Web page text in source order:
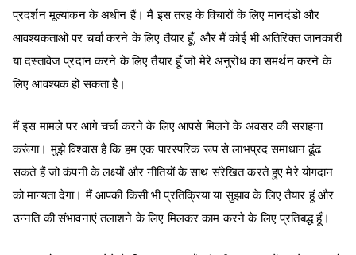
प्रदर्शन मूल्यांकन के अधीन हैं। मैं इस तरह के विचारों के लिए मानदंडों और
आवश्यकताओं पर चर्चा करने के लिए तैयार हूँ, और मैं कोई भी अतिरिक्त जानकारी
या दस्तावेज प्रदान करने के लिए तैयार हूँ जो मेरे अनुरोध का समर्थन करने के
लिए आवश्यक हो सकता है।
मैं इस मामले पर आगे चर्चा करने के लिए आपसे मिलने के अवसर की सराहना
करूंगा। मुझे विश्वास है कि हम एक पारस्परिक रूप से लाभप्रद समाधान ढूंढ
सकते हैं जो कंपनी के लक्ष्यों और नीतियों के साथ संरेखित करते हुए मेरे योगदान
को मान्यता देगा। मैं आपकी किसी भी प्रतिक्रिया या सुझाव के लिए तैयार हूं और
उन्नति की संभावनाएं तलाशने के लिए मिलकर काम करने के लिए प्रतिबद्ध हूँ।